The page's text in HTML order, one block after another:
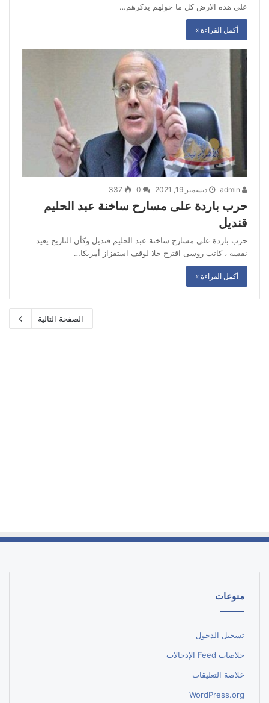
على هذه الارض كل ما حولهم يذكرهم…
أكمل القراءة »
ديسمبر 19, 2021 337
حرب باردة على مسارح ساخنة عبد الحليم
قنديل
حرب باردة على مسارح ساخنة عبد الحليم قنديل وكأن التاريخ يعيد
نفسه ، كاتب روسى اقترح حلا لوقف استفزاز أمريكا…
أكمل القراءة »
الصفحة التالية
منوعات
تسجيل الدخول
خلاصات Feed الإدخالات
خلاصة التعليقات
WordPress.org